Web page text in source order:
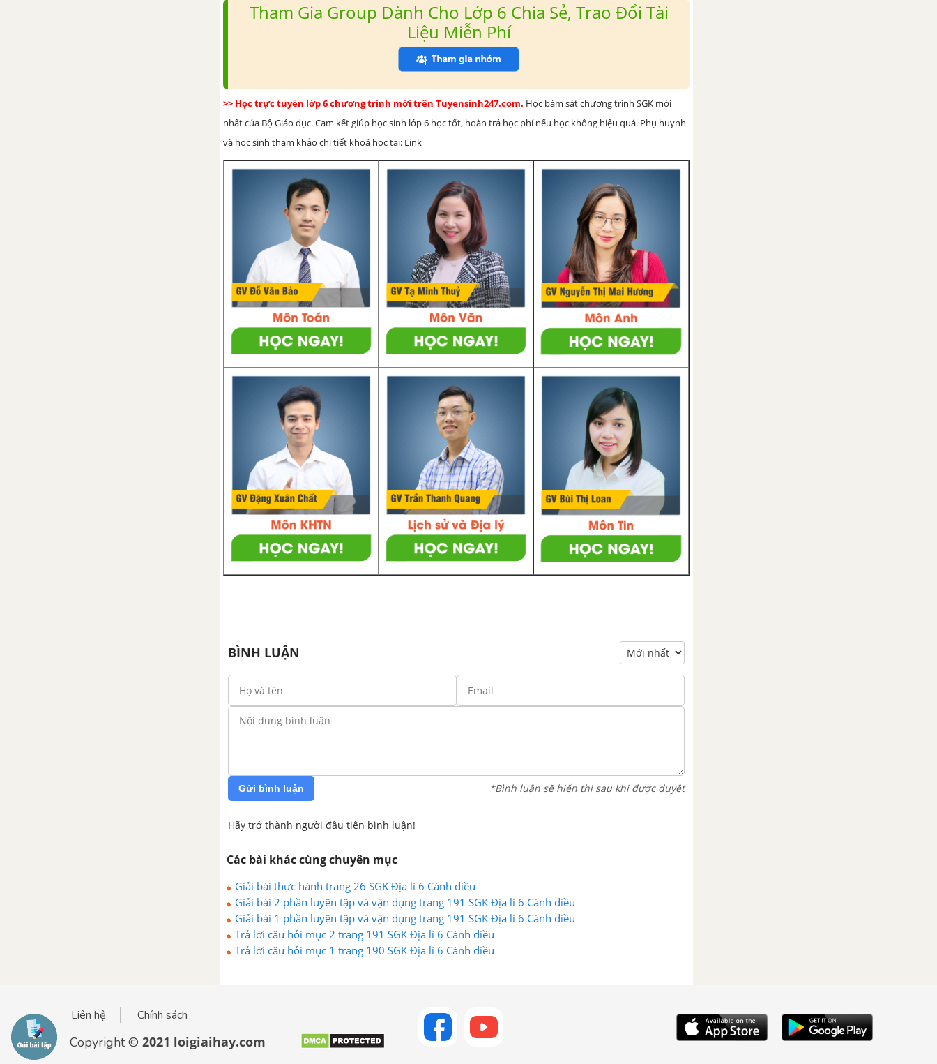
Tham Gia Group Dành Cho Lớp 6 Chia Sẻ, Trao Đổi Tài
Liệu Miễn Phí
>> Học trực tuyến lớp 6 chương trình mới trên Tuyensinh247.com. Học bám sát chương trình SGK mới
nhất của Bộ Giáo dục. Cam kết giúp học sinh lớp 6 học tốt, hoàn trả học phí nếu học không hiệu quả. Phụ huynh
và học sinh tham khảo chi tiết khoá học tại: Link
BÌNH LUẬN
Gửi bình luận *Bình luận sẽ hiển thị sau khi được duyệt
Hãy trở thành người đầu tiên bình luận!
Các bài khác cùng chuyên mục
Giải bài thực hành trang 26 SGK Địa lí 6 Cánh diều
Giải bài 2 phần luyện tập và vận dụng trang 191 SGK Địa lí 6 Cánh diều
Giải bài 1 phần luyện tập và vận dụng trang 191 SGK Địa lí 6 Cánh diều
Trả lời câu hỏi mục 2 trang 191 SGK Địa lí 6 Cánh diều
Trả lời câu hỏi mục 1 trang 190 SGK Địa lí 6 Cánh diều
Liên hệ Chính sách
Copyright © 2021 loigiaihay.com